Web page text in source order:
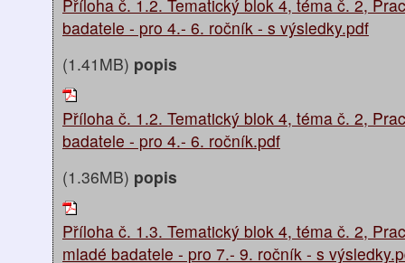
Příloha č. 1.2. Tematický blok 4, téma č. 2,
badatele - pro 4.- 6. ročník - s výsledky.pdf
(1.41MB) popis
Příloha č. 1.2. Tematický blok 4, téma č. 2,
badatele - pro 4.- 6. ročník.pdf
(1.36MB) popis
Příloha č. 1.3. Tematický blok 4, téma č. 2,
mladé badatele - pro 7.- 9. ročník - s